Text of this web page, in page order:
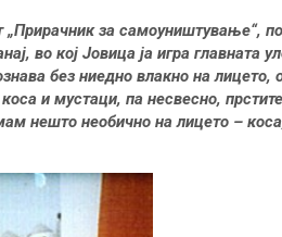
„Прирачник за самоуништување“, по
во кој Јовица ја игра главната
без ниедно влакно на лицето,
и мустаци, па несвесно, прстите
нешто необично на лицето –